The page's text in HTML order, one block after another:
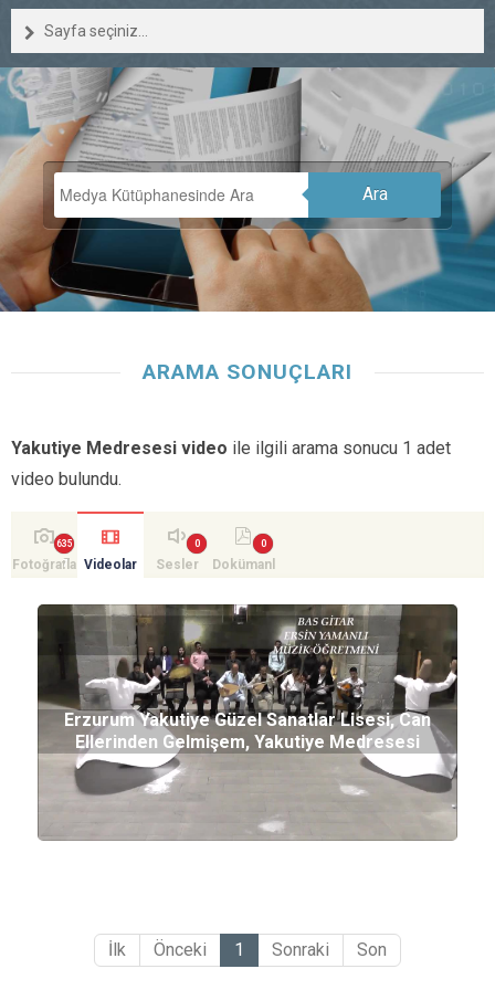
Sayfa seçiniz...
Ara
ARAMA SONUÇLARI
Yakutiye Medresesi video ile ilgili arama sonucu 1 adet
video bulundu.
Fotoğrafla Videolar Sesler
Dokümanl
Erzurum Yakutiye Güzel Sanatlar Lisesi, Can
Ellerinden Gelmişem, Yakutiye Medresesi
İlk Önceki 1 Sonraki Son